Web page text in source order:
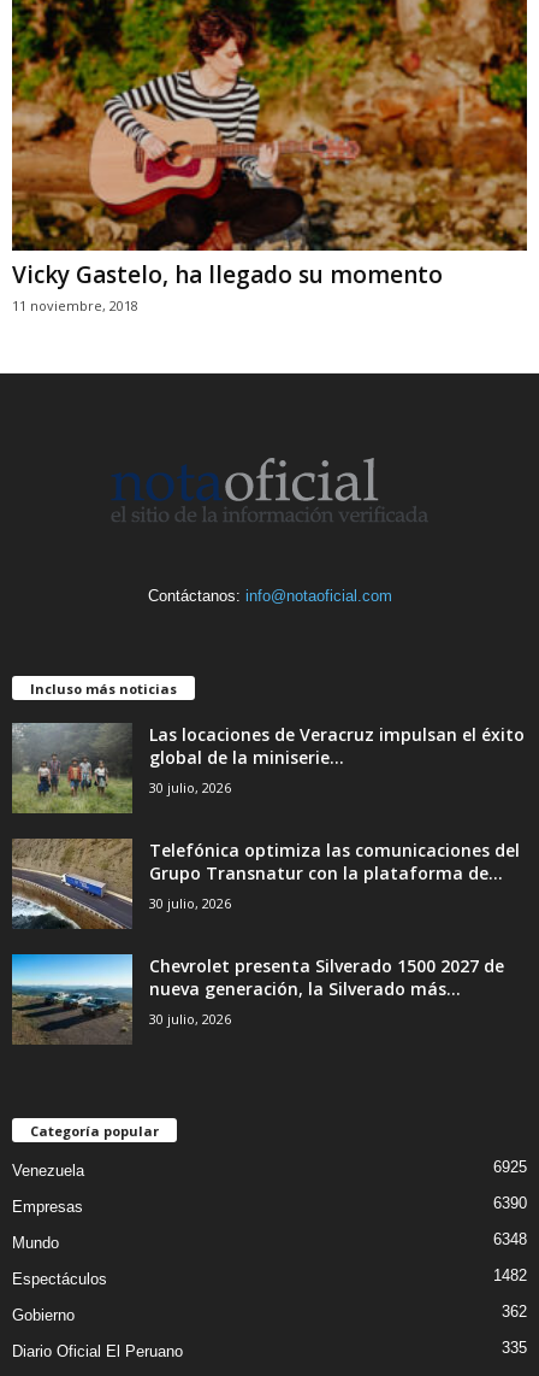
Vicky Gastelo, ha llegado su momento
11 noviembre, 2018
Contáctanos: info@notaoficial.com
Incluso más noticias
Las locaciones de Veracruz impulsan el éxito
global de la miniserie...
30 julio, 2026
Telefónica optimiza las comunicaciones del
Grupo Transnatur con la plataforma de...
30 julio, 2026
Chevrolet presenta Silverado 1500 2027 de
nueva generación, la Silverado más...
30 julio, 2026
Categoría popular
Venezuela 6925
Empresas 6390
Mundo 6348
Espectáculos 1482
Gobierno 362
Diario Oficial El Peruano
335